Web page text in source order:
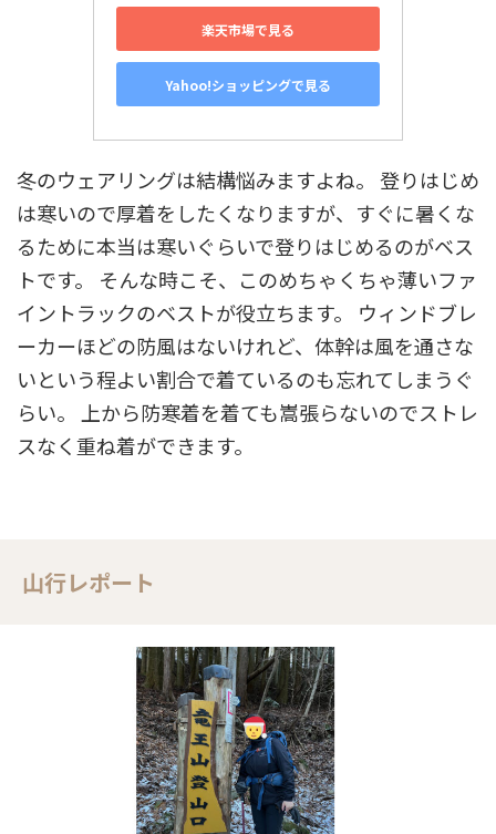
楽天市場で見る
Yahoo!ショッピングで見る
冬のウェアリングは結構悩みますよね。 登りはじめ
は寒いので厚着をしたくなりますが、すぐに暑くな
るために本当は寒いぐらいで登りはじめるのがベス
トです。 そんな時こそ、このめちゃくちゃ薄いファ
イントラックのベストが役立ちます。 ウィンドブレ
ーカーほどの防風はないけれど、体幹は風を通さな
いという程よい割合で着ているのも忘れてしまうぐ
らい。 上から防寒着を着ても嵩張らないのでストレ
スなく重ね着ができます。
山行レポート